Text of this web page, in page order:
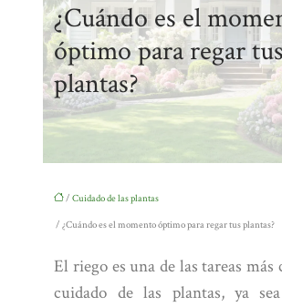
¿Cuándo es el
óptimo para regar
plantas?
/Cuidado de las plantas
/ ¿Cuándo es el momento óptimo para regar tus plantas?
El riego es una de las tareas más
cuidado de las plantas, ya